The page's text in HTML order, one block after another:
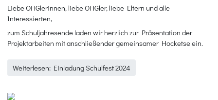
Liebe OHGlerinnen, liebe OHGler, liebe Eltern und alle
Interessierten,
zum Schuljahresende laden wir herzlich zur Präsentation der
Projektarbeiten mit anschließender gemeinsamer Hocketse ein.
Weiterlesen: Einladung Schulfest 2024